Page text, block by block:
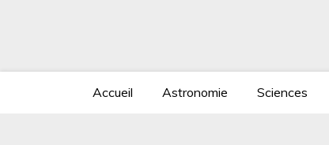
Accueil Astronomie Sciences